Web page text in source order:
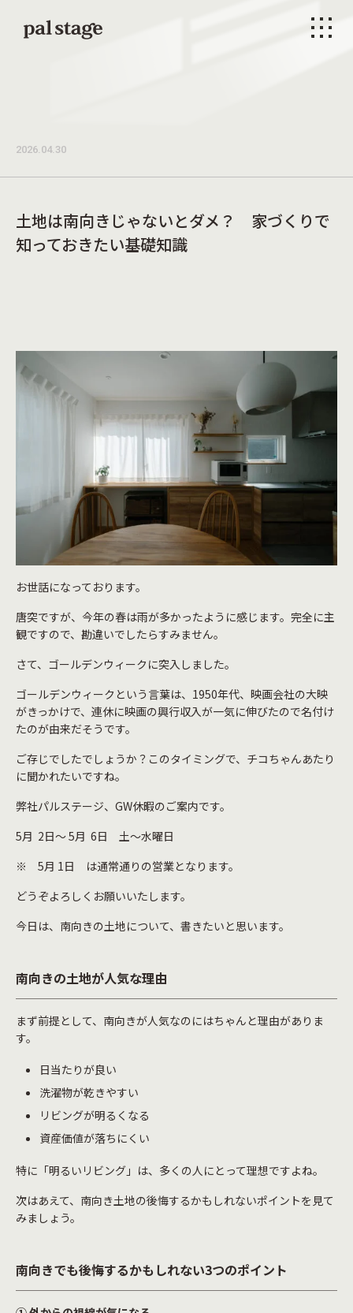
メニ
2026.04.30
土地は南向きじゃないとダメ？ 家づくりで
知っておきたい基礎知識
お世話になっております。
唐突ですが、今年の春は雨が多かったように感じます。完全に主
観ですので、勘違いでしたらすみません。
さて、ゴールデンウィークに突入しました。
ゴールデンウィークという言葉は、1950年代、映画会社の大映
がきっかけで、連休に映画の興行収入が一気に伸びたので名付け
たのが由来だそうです。
ご存じでしたでしょうか？このタイミングで、チコちゃんあたり
に聞かれたいですね。
弊社パルステージ、GW休暇のご案内です。
5月 2日～ 5月 6日 土～水曜日
※ 5月 1日 は通常通りの営業となります。
どうぞよろしくお願いいたします。
今日は、南向きの土地について、書きたいと思います。
南向きの土地が人気な理由
まず前提として、南向きが人気なのにはちゃんと理由がありま
す。
日当たりが良い
洗濯物が乾きやすい
リビングが明るくなる
資産価値が落ちにくい
特に「明るいリビング」は、多くの人にとって理想ですよね。
次はあえて、南向き土地の後悔するかもしれないポイントを見て
みましょう。
南向きでも後悔するかもしれない3つのポイント